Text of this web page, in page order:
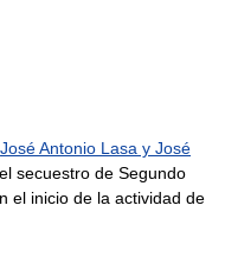
José Antonio Lasa y José
secuestro de Segundo
el inicio de la actividad de